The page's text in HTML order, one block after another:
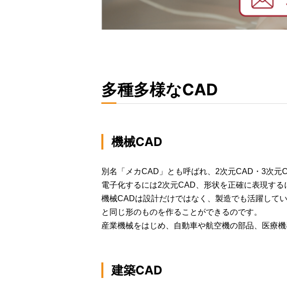
多種多様なCAD
機械CAD
別名「メカCAD」とも呼ばれ、2次元CAD・3次
電子化するには2次元CAD、形状を正確に表現する
機械CADは設計だけではなく、製造でも活躍して
と同じ形のものを作ることができるのです。
産業機械をはじめ、自動車や航空機の部品、医療
建築CAD